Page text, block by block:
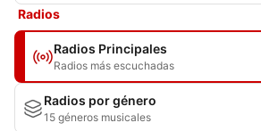
Radios
Radios Principales
Radios más escuchadas
Radios por género
15 géneros musicales